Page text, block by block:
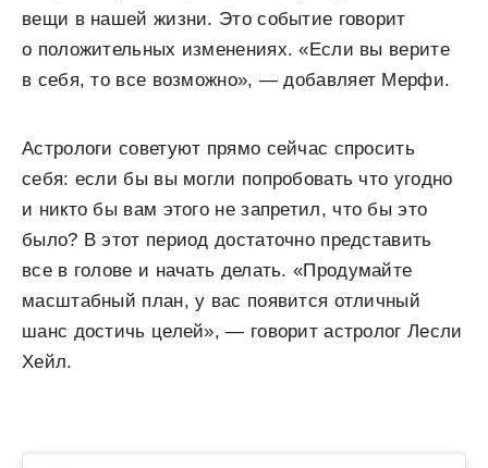
вещи в нашей жизни. Это событие говорит
о положительных изменениях. «Если вы верите
в себя, то все возможно», — добавляет Мерфи.
Астрологи советуют прямо сейчас спросить
себя: если бы вы могли попробовать что угодно
и никто бы вам этого не запретил, что бы это
было? В этот период достаточно представить
все в голове и начать делать. «Продумайте
масштабный план, у вас появится отличный
шанс достичь целей», — говорит астролог Лесли
Хейл.